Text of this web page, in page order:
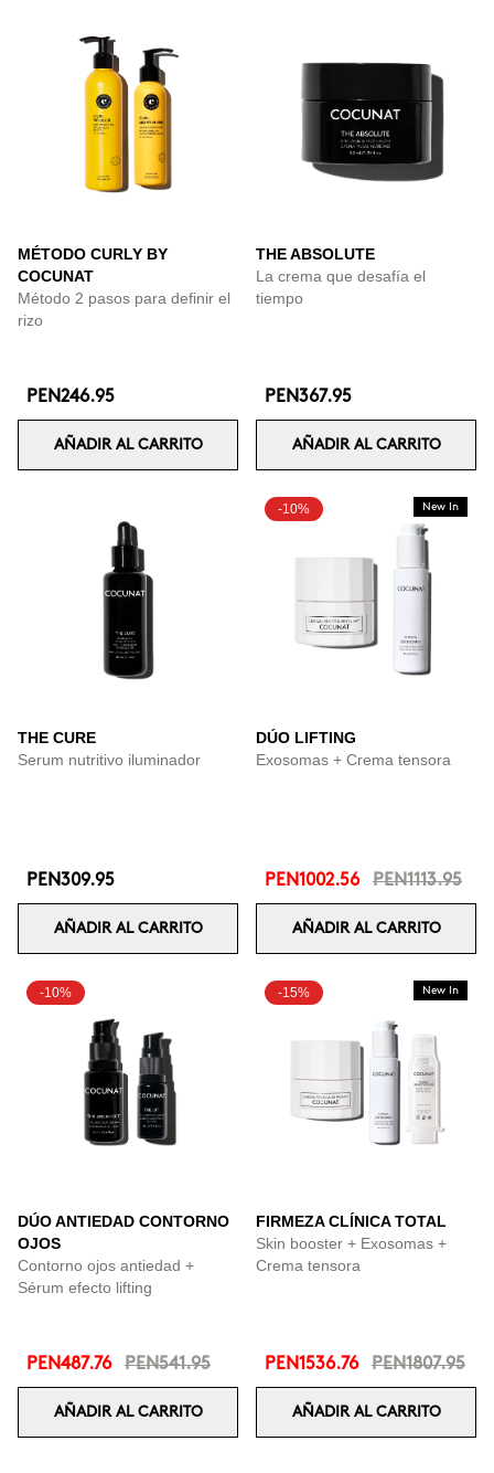
MÉTODO CURLY BY
COCUNAT
Método 2 pasos para definir el
rizo
PEN246.95
AÑADIR AL CARRITO
THE ABSOLUTE
La crema que desafía el
tiempo
PEN367.95
AÑADIR AL CARRITO
THE CURE
Serum nutritivo iluminador
PEN309.95
AÑADIR AL CARRITO
-10% New In
DÚO LIFTING
Exosomas + Crema tensora
PEN1002.56 PEN1113.95
AÑADIR AL CARRITO
-10%
DÚO ANTIEDAD CONTORNO
OJOS
Contorno ojos antiedad +
Sérum efecto lifting
PEN487.76 PEN541.95
AÑADIR AL CARRITO
-15% New In
FIRMEZA CLÍNICA TOTAL
Skin booster + Exosomas +
Crema tensora
PEN1536.76 PEN1807.95
AÑADIR AL CARRITO